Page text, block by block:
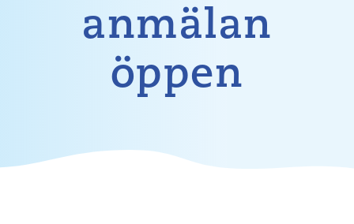
anmälan
öppen